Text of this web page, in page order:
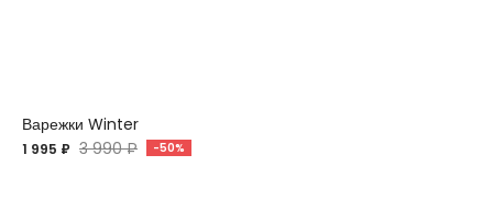
Варежки Winter
1 995 ₽ 3 990 ₽ -50%